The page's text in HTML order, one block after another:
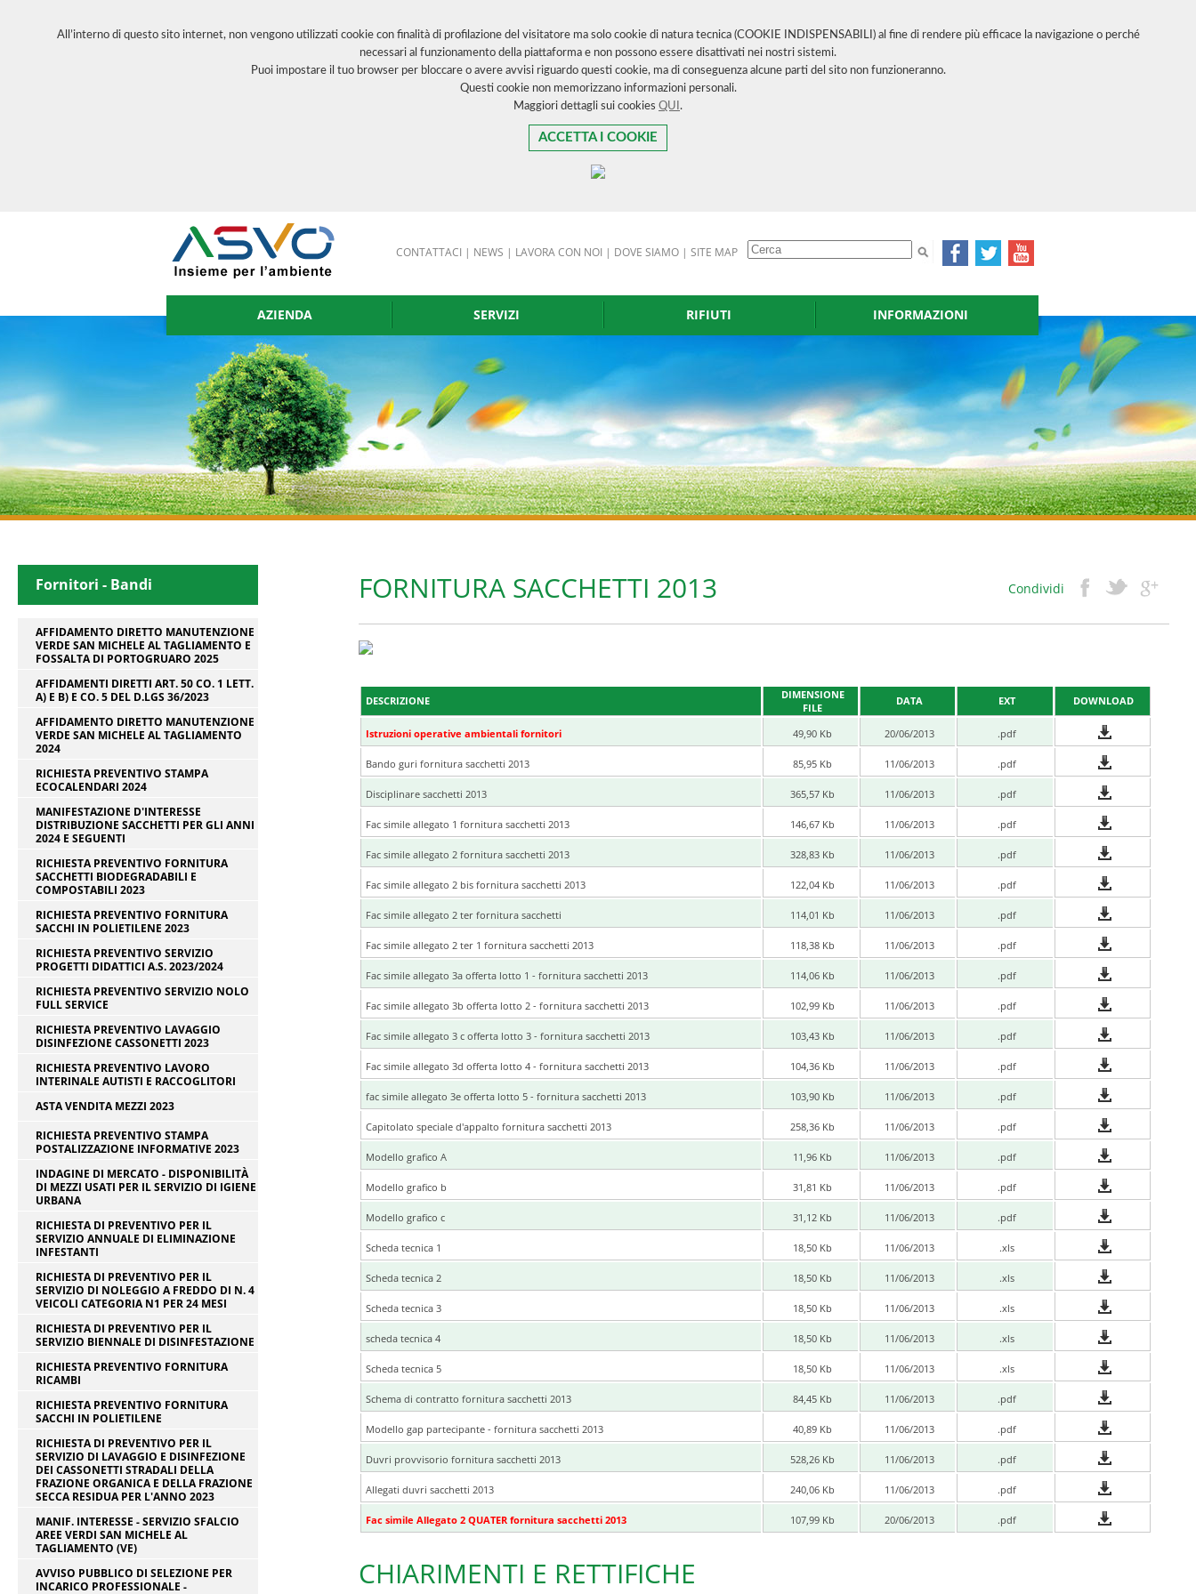
CONTATTACI | NEWS | LAVORA CON NOI | DOVE SIAMO | SITE MAP
All’interno di questo sito internet, non vengono utilizzati cookie con finalità di profilazione del visitatore ma solo cookie di natura tecnica (COOKIE INDISPENSABILI) al fine di rendere più efficace la navigazione o perché
necessari al funzionamento della piattaforma e non possono essere disattivati nei nostri sistemi.
Puoi impostare il tuo browser per bloccare o avere avvisi riguardo questi cookie, ma di conseguenza alcune parti del sito non funzioneranno.
Questi cookie non memorizzano informazioni personali.
Maggiori dettagli sui cookies QUI .
ACCETTA I COOKIE
AZIENDA SERVIZI RIFIUTI INFORMAZIONI
Fornitori - Bandi
AFFIDAMENTO DIRETTO MANUTENZIONE
VERDE SAN MICHELE AL TAGLIAMENTO E
FOSSALTA DI PORTOGRUARO 2025
AFFIDAMENTI DIRETTI ART. 50 CO. 1 LETT.
A) E B) E CO. 5 DEL D.LGS 36/2023
AFFIDAMENTO DIRETTO MANUTENZIONE
VERDE SAN MICHELE AL TAGLIAMENTO
2024
RICHIESTA PREVENTIVO STAMPA
ECOCALENDARI 2024
MANIFESTAZIONE D'INTERESSE
DISTRIBUZIONE SACCHETTI PER GLI ANNI
2024 E SEGUENTI
RICHIESTA PREVENTIVO FORNITURA
SACCHETTI BIODEGRADABILI E
COMPOSTABILI 2023
RICHIESTA PREVENTIVO FORNITURA
SACCHI IN POLIETILENE 2023
RICHIESTA PREVENTIVO SERVIZIO
PROGETTI DIDATTICI A.S. 2023/2024
RICHIESTA PREVENTIVO SERVIZIO NOLO
FULL SERVICE
RICHIESTA PREVENTIVO LAVAGGIO
DISINFEZIONE CASSONETTI 2023
RICHIESTA PREVENTIVO LAVORO
INTERINALE AUTISTI E RACCOGLITORI
ASTA VENDITA MEZZI 2023
RICHIESTA PREVENTIVO STAMPA
POSTALIZZAZIONE INFORMATIVE 2023
INDAGINE DI MERCATO - DISPONIBILITÀ
DI MEZZI USATI PER IL SERVIZIO DI IGIENE
URBANA
RICHIESTA DI PREVENTIVO PER IL
SERVIZIO ANNUALE DI ELIMINAZIONE
INFESTANTI
RICHIESTA DI PREVENTIVO PER IL
SERVIZIO DI NOLEGGIO A FREDDO DI N. 4
VEICOLI CATEGORIA N1 PER 24 MESI
RICHIESTA DI PREVENTIVO PER IL
SERVIZIO BIENNALE DI DISINFESTAZIONE
RICHIESTA PREVENTIVO FORNITURA
RICAMBI
RICHIESTA PREVENTIVO FORNITURA
SACCHI IN POLIETILENE
RICHIESTA DI PREVENTIVO PER IL
SERVIZIO DI LAVAGGIO E DISINFEZIONE
DEI CASSONETTI STRADALI DELLA
FRAZIONE ORGANICA E DELLA FRAZIONE
SECCA RESIDUA PER L'ANNO 2023
MANIF. INTERESSE - SERVIZIO SFALCIO
AREE VERDI SAN MICHELE AL
TAGLIAMENTO (VE)
AVVISO PUBBLICO DI SELEZIONE PER
INCARICO PROFESSIONALE -
FORNITURA SACCHETTI 2013 Condividi
DESCRIZIONE
DIMENSIONE
FILE
DATA EXT DOWNLOAD
Istruzioni operative ambientali fornitori 49,90 Kb 20/06/2013 .pdf
Bando guri fornitura sacchetti 2013 85,95 Kb 11/06/2013 .pdf
Disciplinare sacchetti 2013 365,57 Kb 11/06/2013 .pdf
Fac simile allegato 1 fornitura sacchetti 2013 146,67 Kb 11/06/2013 .pdf
Fac simile allegato 2 fornitura sacchetti 2013 328,83 Kb 11/06/2013 .pdf
Fac simile allegato 2 bis fornitura sacchetti 2013 122,04 Kb 11/06/2013 .pdf
Fac simile allegato 2 ter fornitura sacchetti 114,01 Kb 11/06/2013 .pdf
Fac simile allegato 2 ter 1 fornitura sacchetti 2013 118,38 Kb 11/06/2013 .pdf
Fac simile allegato 3a offerta lotto 1 - fornitura sacchetti 2013 114,06 Kb 11/06/2013 .pdf
Fac simile allegato 3b offerta lotto 2 - fornitura sacchetti 2013 102,99 Kb 11/06/2013 .pdf
Fac simile allegato 3 c offerta lotto 3 - fornitura sacchetti 2013 103,43 Kb 11/06/2013 .pdf
Fac simile allegato 3d offerta lotto 4 - fornitura sacchetti 2013 104,36 Kb 11/06/2013 .pdf
fac simile allegato 3e offerta lotto 5 - fornitura sacchetti 2013 103,90 Kb 11/06/2013 .pdf
Capitolato speciale d'appalto fornitura sacchetti 2013 258,36 Kb 11/06/2013 .pdf
Modello grafico A 11,96 Kb 11/06/2013 .pdf
Modello grafico b 31,81 Kb 11/06/2013 .pdf
Modello grafico c 31,12 Kb 11/06/2013 .pdf
Scheda tecnica 1 18,50 Kb 11/06/2013 .xls
Scheda tecnica 2 18,50 Kb 11/06/2013 .xls
Scheda tecnica 3 18,50 Kb 11/06/2013 .xls
scheda tecnica 4 18,50 Kb 11/06/2013 .xls
Scheda tecnica 5 18,50 Kb 11/06/2013 .xls
Schema di contratto fornitura sacchetti 2013 84,45 Kb 11/06/2013 .pdf
Modello gap partecipante - fornitura sacchetti 2013 40,89 Kb 11/06/2013 .pdf
Duvri provvisorio fornitura sacchetti 2013 528,26 Kb 11/06/2013 .pdf
Allegati duvri sacchetti 2013 240,06 Kb 11/06/2013 .pdf
Fac simile Allegato 2 QUATER fornitura sacchetti 2013 107,99 Kb 20/06/2013 .pdf
CHIARIMENTI E RETTIFICHE